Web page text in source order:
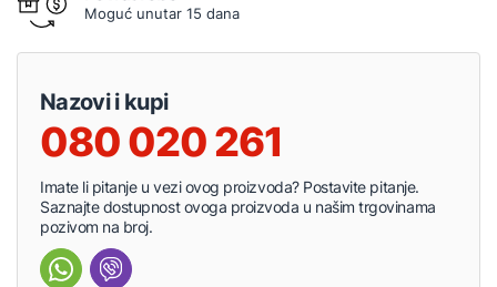
Moguć unutar 15 dana
Nazovi i kupi
080 020 261
Imate li pitanje u vezi ovog proizvoda? Postavite pitanje.
Saznajte dostupnost ovoga proizvoda u našim trgovinama
pozivom na broj.